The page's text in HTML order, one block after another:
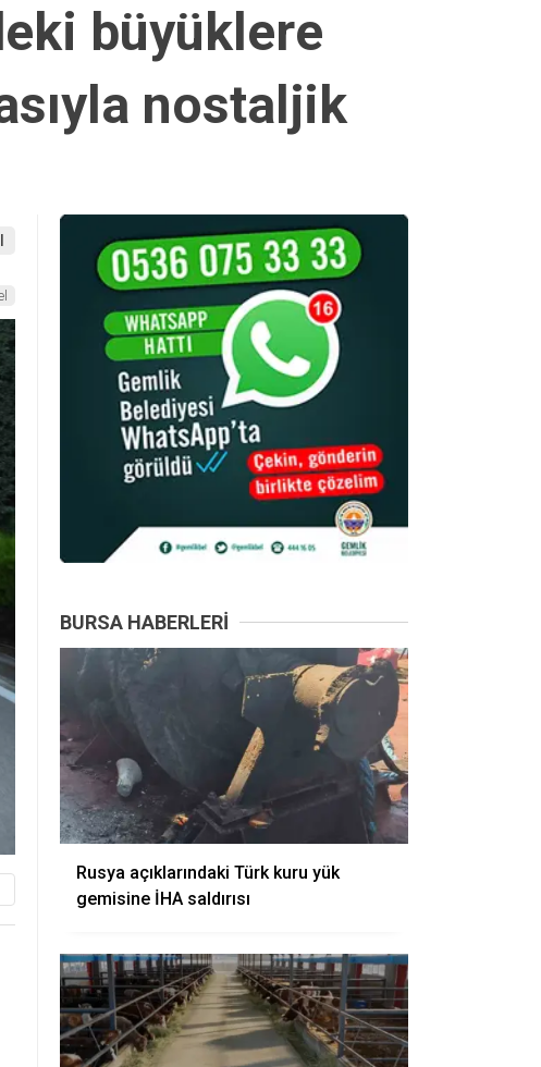
büyüklere
nostaljik
BURSA HABERLERI
Rusya açıklarındaki Türk kuru yük
gemisine İHA saldırısı